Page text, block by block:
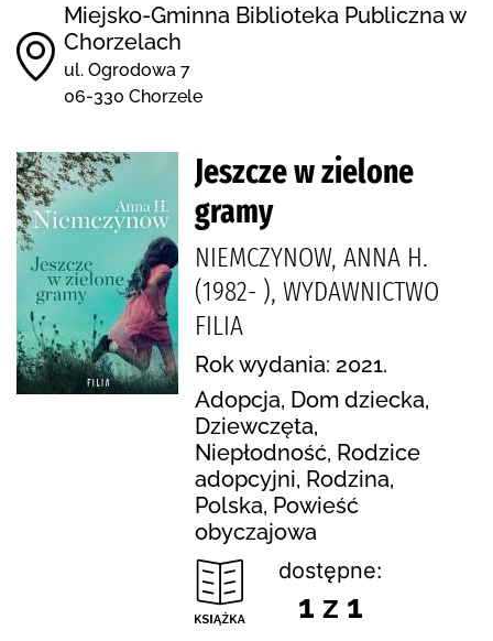
Miejsko-Gminna Biblioteka Publiczna w
Chorzelach
ul. Ogrodowa 7
06-330 Chorzele
Jeszcze w zielone
gramy
NIEMCZYNOW, ANNA H.
(1982- ), WYDAWNICTWO
FILIA
Rok wydania: 2021.
Adopcja, Dom dziecka,
Dziewczęta,
Niepłodność, Rodzice
adopcyjni, Rodzina,
Polska, Powieść
obyczajowa
dostępne:
1 z 1